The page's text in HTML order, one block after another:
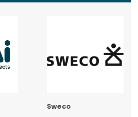
Sweco